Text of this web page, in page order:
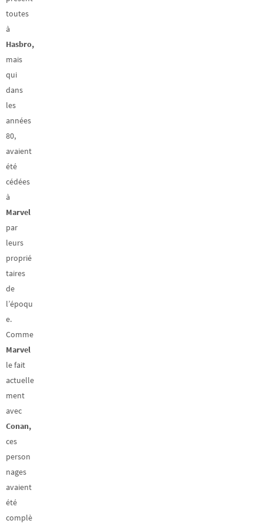
toutes
à
Hasbro,
mais
qui
dans
les
années
80,
avaient
été
cédées
à
Marvel
par
leurs
proprié
taires
de
l’époqu
e.
Comme
Marvel
le fait
actuelle
ment
avec
Conan,
ces
person
nages
avaient
été
complè